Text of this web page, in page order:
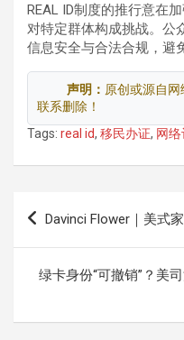
REAL ID制度的推行意在
对特定群体构成挑战。公
信息安全与合法合规，避
声明： 原创或源自
联系删除！
Tags: real id, 移民办证, 网
文
Davinci Flower｜美式
绿卡身份“可撤销”？美